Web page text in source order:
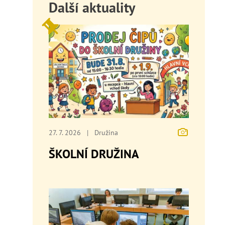
Další aktuality
27. 7. 2026 | Družina
ŠKOLNÍ DRUŽINA